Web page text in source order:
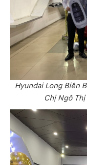
Hyundai Long Biên
Chị Ngô